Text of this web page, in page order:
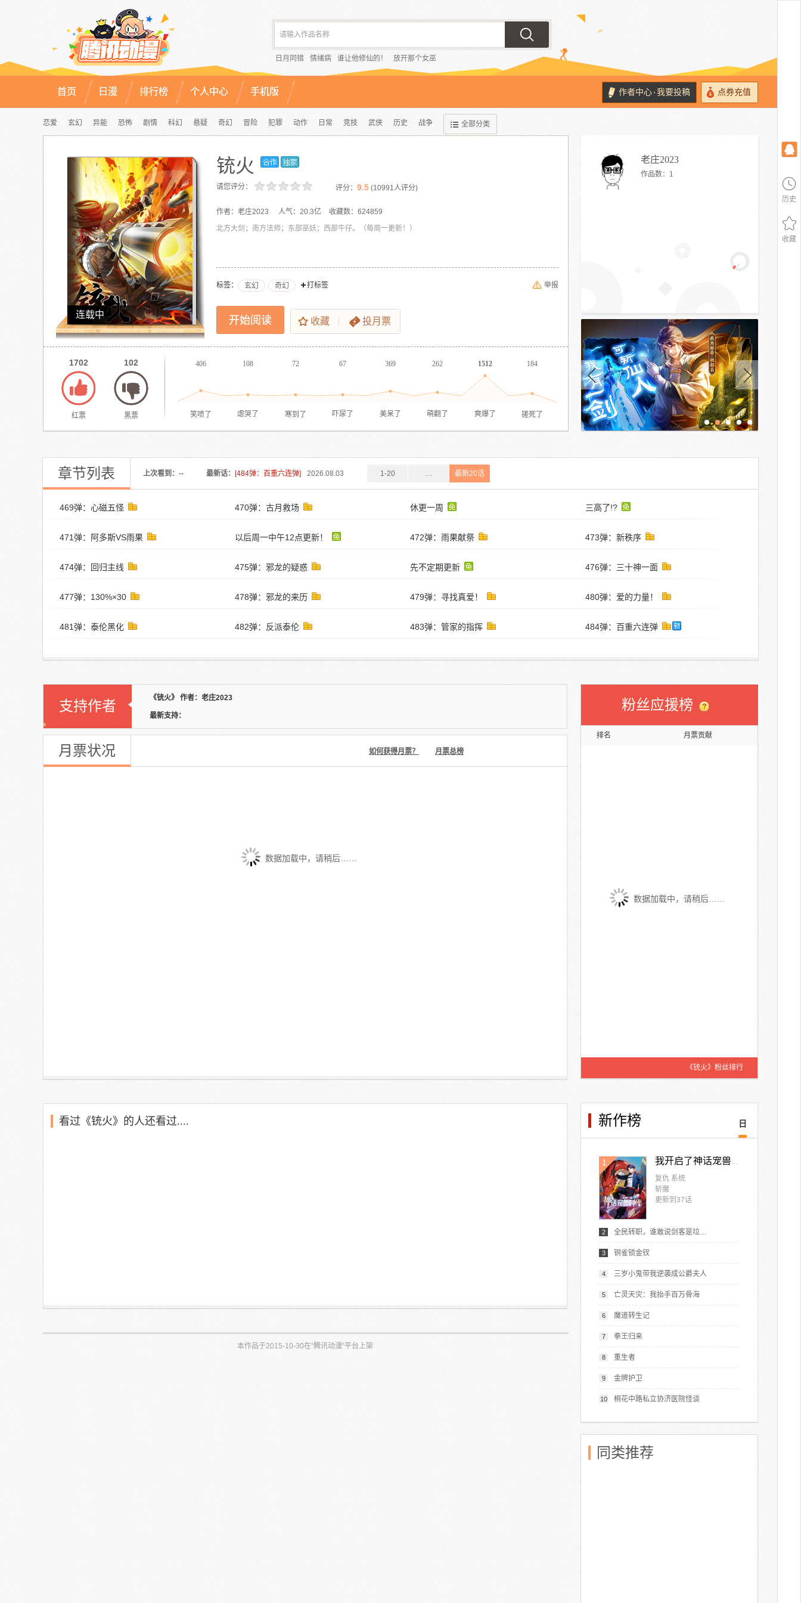
请输入作品名称
日月同错 情绪病 谁让他修仙的！ 放开那个女巫
首页 日漫 排行榜 个人中心 手机版 作者中心 · 我要投稿 点券充值
恋爱 玄幻 异能 恐怖 剧情 科幻 悬疑 奇幻 冒险 犯罪 动作 日常 竞技 武侠 历史 战争 全部分类
连载中
铳火
请您评分： 评分： 9.5 (10991人评分)
作者： 老庄2023 人气： 20.3亿 收藏数： 624859
北方大剑；南方法师；东部巫妖；西部牛仔。（每周一更新！）
标签： 玄幻 奇幻 打标签
开始阅读 收藏 投月票
举报
1702
红票
102
黑票 搓死了
爽爆了
萌翻了
美呆了
吓尿了
寒到了
虐哭了
笑喷了
406 108 72 67 369 262 1512 184
老庄2023
作品数： 1
章节列表 上次看到： -- 最新话： [484弹：百重六连弹] 2026.08.03 1-20 … 最新20话
469弹：心磁五怪 470弹：古月救场 休更一周 三高了!?
471弹：阿多斯VS雨果 以后周一中午12点更新！ 472弹：雨果献祭 473弹：新秩序
474弹：回归主线 475弹：邪龙的疑惑 先不定期更新 476弹：三十神一面
477弹：130%×30 478弹：邪龙的来历 479弹：寻找真爱！ 480弹：爱的力量！
481弹：泰伦黑化 482弹：反派泰伦 483弹：管家的指挥 484弹：百重六连弹
支持作者
《铳火》 作者：老庄2023
最新支持：
月票状况
数据加载中，请稍后……
如何获得月票？ 月票总榜
看过《铳火》的人还看过....
本作品于2015-10-30在“腾讯动漫”平台上架
粉丝应援榜
排名 月票贡献
数据加载中，请稍后……
《铳火》粉丝排行
新作榜 日
1
我开启了神话宠兽时代
复仇 系统
斩魔
更新到 37话
2 全民转职，谁敢说剑客是垃圾职业
3 铜雀锁金钗
4 三岁小鬼带我逆袭成公爵夫人
5 亡灵天灾：我抬手百万骨海
6 魔道转生记
7 拳王归来
8 重生者
9 金牌护卫
10 桐花中路私立协济医院怪谈
同类推荐
历史
收藏